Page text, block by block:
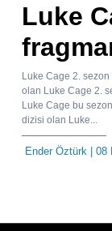
Luke
Luke Cage 2. sezon
olan Luke Cage 2.
Luke Cage bu
dizisi olan Luke...
Ender Öztürk | 08